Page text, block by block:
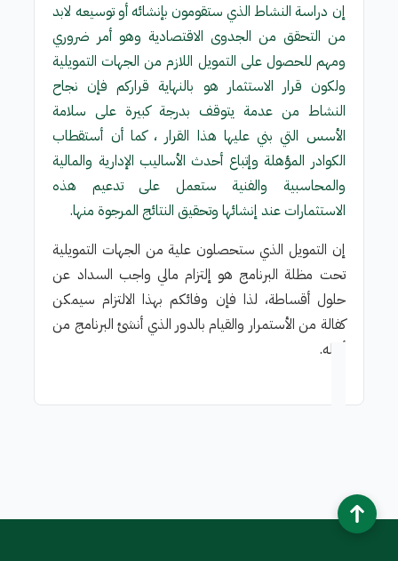
إن دراسة النشاط الذي ستقومون بإنشائه أو توسيعه لابد
من التحقق من الجدوى الاقتصادية وهو أمر ضروري
ومهم للحصول على التمويل اللازم من الجهات التمويلية
ولكون قرار الاستثمار هو بالنهاية قراركم فإن نجاح
النشاط من عدمة يتوقف بدر​جة كبيرة على سلامة
الأسس التي بني عليها هذا القرار ، كما أن أستقطاب
الكوادر المؤهلة وإتباع أحدث الأساليب الإدارية والمالية
والمحاسبية والفنية ستعمل على تدعيم هذه
الاستثمارات عند إنشائها وتحقيق النتائج المرجوة منها.
إن التمويل الذي ستحصل​ون علية من الجهات التمويلية
تحت مظلة البرنامج هو إلتزام مالي واجب السداد عن
حلول أقساطة، لذا فإن وفائكم بهذا الالتزام سيمكن
كفالة من الأستمرار والقيام بالدور الذي أنشئ البرنامج من
أجله.